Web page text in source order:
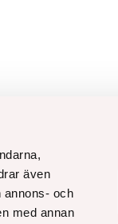
även
annons- och
med annan